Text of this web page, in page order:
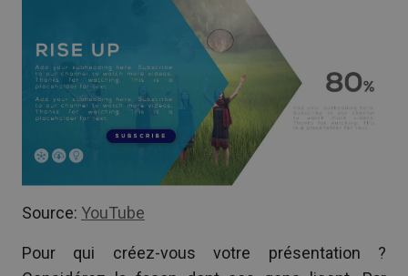
Source: YouTube
Pour qui créez-vous votre présentation ?